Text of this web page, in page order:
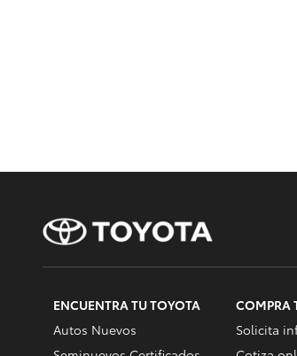
ENCUENTRA TU TOYOTA
Autos Nuevos
COMPRA
Solicita